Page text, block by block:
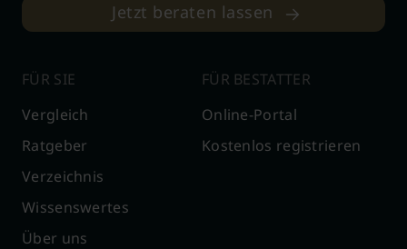
Jetzt beraten lassen
FÜR SIE
Vergleich
Ratgeber
Verzeichnis
Wissenswertes
Über uns
FÜR BESTATTER
Online-Portal
Kostenlos registrieren